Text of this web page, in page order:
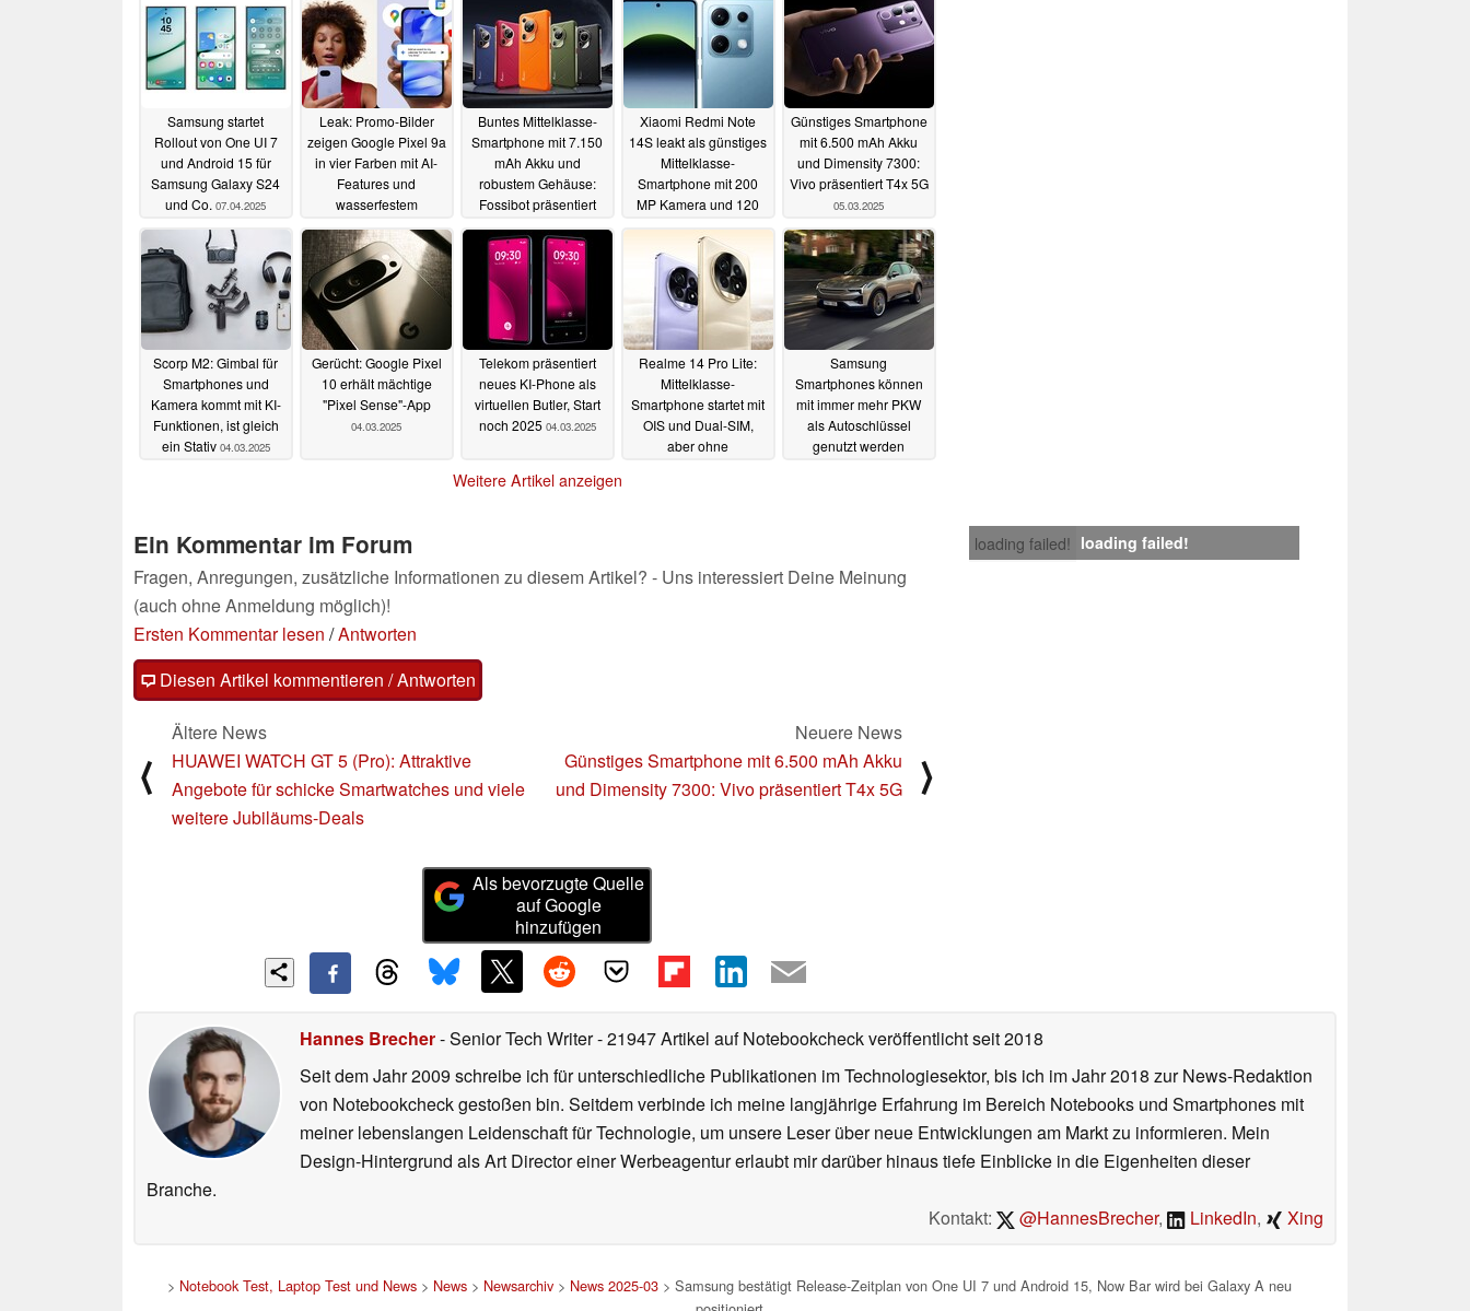
Samsung startet
Rollout von One UI 7
und Android 15 für
Samsung Galaxy S24
und Co. 07.04.2025
Leak: Promo-Bilder
zeigen Google Pixel 9a
in vier Farben mit AI-
Features und
wasserfestem
07.03.2025
Buntes Mittelklasse-
Smartphone mit 7.150
mAh Akku und
robustem Gehäuse:
Fossibot präsentiert
06.03.2025
Xiaomi Redmi Note
14S leakt als günstiges
Mittelklasse-
Smartphone mit 200
MP Kamera und 120
05.03.2025
Günstiges Smartphone
mit 6.500 mAh Akku
und Dimensity 7300:
Vivo präsentiert T4x 5G
05.03.2025
Scorp M2: Gimbal für
Smartphones und
Kamera kommt mit KI-
Funktionen, ist gleich
ein Stativ 04.03.2025
Gerücht: Google Pixel
10 erhält mächtige
"Pixel Sense"-App
04.03.2025
Telekom präsentiert
neues KI-Phone als
virtuellen Butler, Start
noch 2025 04.03.2025
Realme 14 Pro Lite:
Mittelklasse-
Smartphone startet mit
OIS und Dual-SIM,
aber ohne
Samsung
Smartphones können
mit immer mehr PKW
als Autoschlüssel
genutzt werden
Weitere Artikel anzeigen
loading failed! loading failed!
Ein Kommentar im Forum
Fragen, Anregungen, zusätzliche Informationen zu diesem Artikel? - Uns interessiert Deine Meinung
(auch ohne Anmeldung möglich)!
Ersten Kommentar lesen /Antworten
Diesen Artikel kommentieren / Antworten
⟨
Ältere News
HUAWEI WATCH GT 5 (Pro): Attraktive
Angebote für schicke Smartwatches und viele
weitere Jubiläums-Deals
Neuere News
Günstiges Smartphone mit 6.500 mAh Akku
und Dimensity 7300: Vivo präsentiert T4x 5G
⟩
Als bevorzugte Quelle
auf Google
hinzufügen
Hannes Brecher- Senior Tech Writer- 21947 Artikel auf Notebookcheck veröffentlichtseit 2018
Seit dem Jahr 2009 schreibe ich für unterschiedliche Publikationen im Technologiesektor, bis ich im Jahr 2018 zur News-Redaktion
von Notebookcheck gestoßen bin. Seitdem verbinde ich meine langjährige Erfahrung im Bereich Notebooks und Smartphones mit
meiner lebenslangen Leidenschaft für Technologie, um unsere Leser über neue Entwicklungen am Markt zu informieren. Mein
Design-Hintergrund als Art Director einer Werbeagentur erlaubt mir darüber hinaus tiefe Einblicke in die Eigenheiten dieser
Branche.
Kontakt:
@HannesBrecher, LinkedIn, Xing
> Notebook Test, Laptop Test und News > News > Newsarchiv > News 2025-03 > Samsung bestätigt Release-Zeitplan von One UI 7 und Android 15, Now Bar wird bei Galaxy A neu